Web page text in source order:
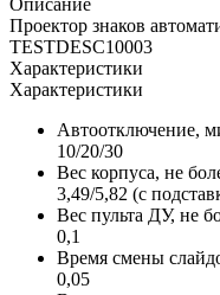
Описание
Проектор знаков
TESTDESC10003
Характеристики
Характеристики
Автоотключение,
10/20/30
Вес корпуса, не
3,49/5,82 (с
Вес пульта ДУ, не
0,1
Время смены
0,05